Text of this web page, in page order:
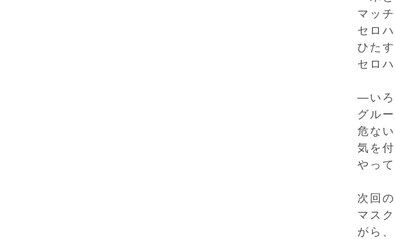
マッ
セロ
ひた
セロ
―いろ
グル
危な
気を
やっ
次回
マス
がら